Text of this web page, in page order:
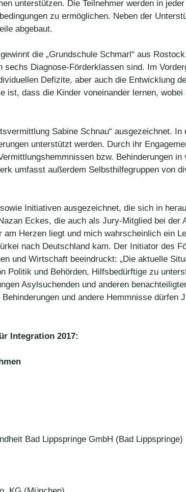
unterstützen. Die Teilnehmer werden in
zu ermöglichen. Neben der
abgebaut.
die „Grundschule Schmarl“ aus
Diagnose-Förderklassen sind. Im
Defizite, aber auch die Entwicklung
ist, dass die Kinder voneinander lernen,
Sabine Schnau“ ausgezeichnet.
unterstützt werden. Durch ihr
bzw. Behinderungen
umfasst außerdem Selbsthilfegruppen von
Initiativen ausgezeichnet, die sich in
Eckes, die auch als Jury-Mitglied bei der
Herzen liegt und mich wahrscheinlich ein
nach Deutschland kam. Der Initiator des
und Wirtschaft beeindruckt: „Die aktuelle
Politik und Behörden, Hilfsbedürftige zu
Asylsuchenden und anderen
und andere Hemmnisse dürfen
Integration 2017:
Bad Lippspringe GmbH (Bad Lippspringe)